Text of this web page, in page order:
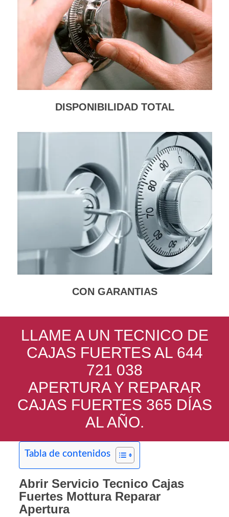
DISPONIBILIDAD TOTAL
CON GARANTIAS
LLAME A UN TECNICO DE
CAJAS FUERTES AL 644
721 038
APERTURA Y REPARAR
CAJAS FUERTES 365 DÍAS
AL AÑO.
Tabla de contenidos
Abrir Servicio Tecnico Cajas
Fuertes Mottura Reparar
Apertura